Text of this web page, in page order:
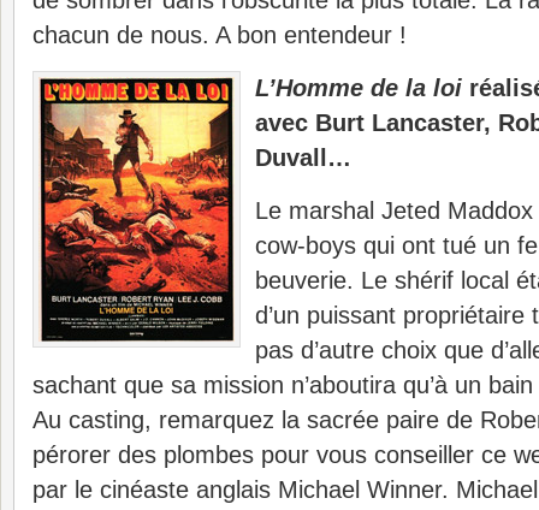
chacun de nous. A bon entendeur !
L’Homme de la loi
avec Burt Lancaster,
Duvall…
Le marshal Jeted
cow-boys qui ont tué un
beuverie. Le shérif local
d’un puissant propriétaire
pas d’autre choix que
sachant que sa mission n’aboutira qu’à un
Au casting, remarquez la sacrée paire de
pérorer des plombes pour vous conseiller ce
par le cinéaste anglais Michael Winner.